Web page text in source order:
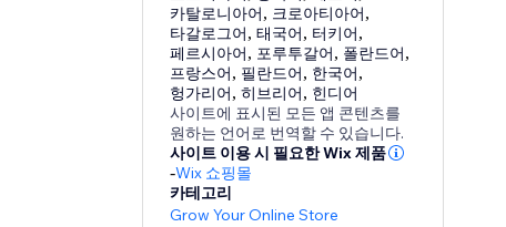
카탈로니아어, 크로아티아어,
타갈로그어,태국어, 터키어,
페르시아어, 포루투갈어, 폴란드어,
프랑스어, 필란드어, 한국어,
헝가리어,히브리어, 힌디어
사이트에 표시된 모든 앱 콘텐츠를
원하는 언어로 번역할 수 있습니다.
사이트 이용 시 필요한 Wix 제품
-Wix 쇼핑몰
카테고리
Grow Your Online Store